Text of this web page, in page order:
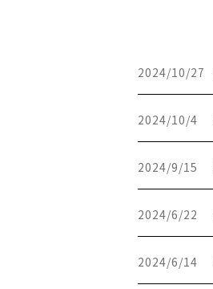
更新日時：
2024/10/27
更新日時：
2024/10/4
更新日時：
2024/9/15
更新日時：
2024/6/22
更新日時：
2024/6/14